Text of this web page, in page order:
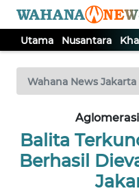
Utama Nusantara
Wahana News Jakarta
Balita
Berhasil
TV
Tutup
NUSANTARA